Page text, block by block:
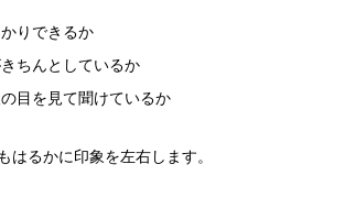
りできるか
ちんとしているか
目を見て聞けているか
はるかに印象を左右します。